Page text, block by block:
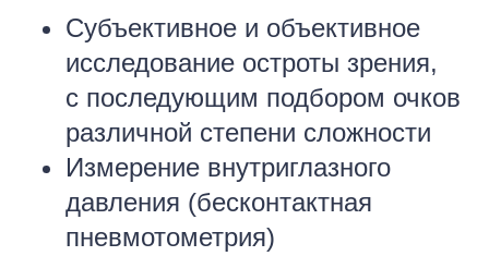
Субъективное и объективное
исследование остроты зрения,
с последующим подбором очков
различной степени сложности
Измерение внутриглазного
давления (бесконтактная
пневмотометрия)